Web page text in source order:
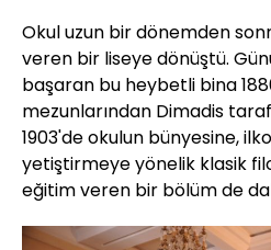
Okul uzun bir dönemden
veren bir liseye dönüştü.
başaran bu heybetli bina
mezunlarından Dimadis
1903'de okulun bünyesine,
yetiştirmeye yönelik klasik
eğitim veren bir bölüm de